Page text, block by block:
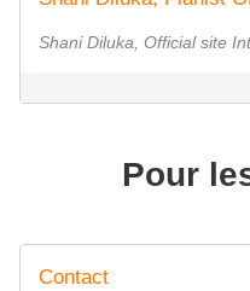
Shani Diluka, Official site
Pour
Contact